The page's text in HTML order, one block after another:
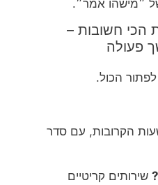
״מישהו אמר״.
הכי חשובות –
פעולה
הכול.
בונים תכנית ל-6-24 שעות הקרובות, עם סדר
שירותים קריטיים